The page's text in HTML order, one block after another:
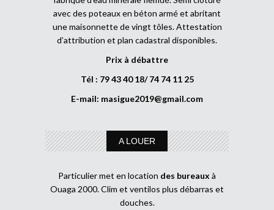
avec des poteaux en béton armé et abritant
une maisonnette de vingt tôles. Attestation
d’attribution et plan cadastral disponibles.
Prix à débattre
Tél : 79 43 40 18/ 74 74 11 25
E-mail: masigue2019@gmail.com
A LOUER
Particulier met en location des bureaux à
Ouaga 2000. Clim et ventilos plus débarras et
douches.